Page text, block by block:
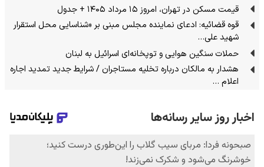
قیمت مسکن در تهران، امروز ۱۵ مرداد ۱۴۰۵ + جدول
قوه قضائیه: ادعای نماینده مجلس مبنی بر «شناسایی محل استقرار
شهید علی…
حملات سنگین هوایی و توپخانه‌ای اسرائیل به لبنان
هشدار به مالکان درباره تخلیه مستاجران / شرایط جدید تمدید اجاره
اعلام …